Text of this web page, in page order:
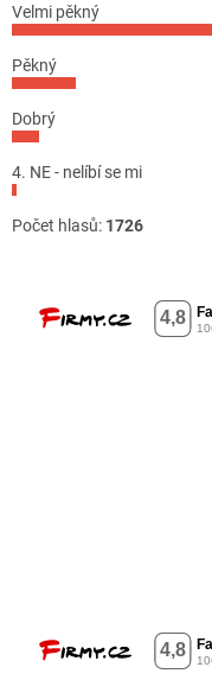
Velmi pěkný
Pěkný
Dobrý
4. NE - nelíbí se mi
Počet hlasů: 1726